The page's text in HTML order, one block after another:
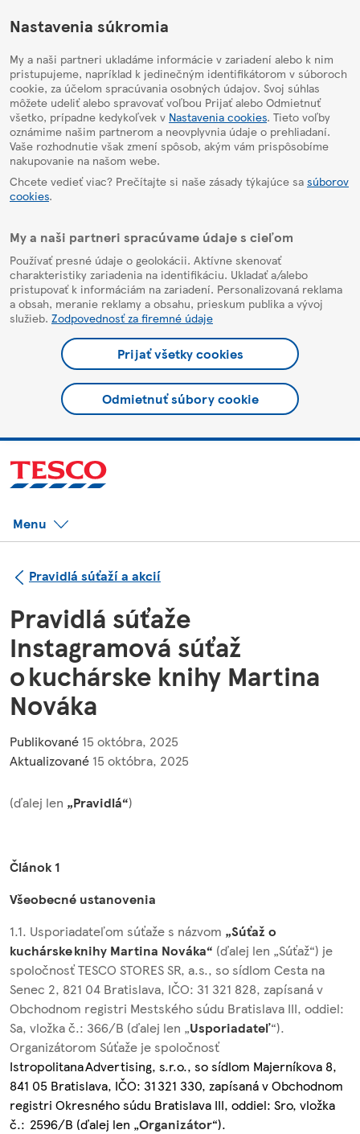
HelpPage
Nastavenia súkromia
My a naši partneri ukladáme informácie v zariadení alebo k nim
pristupujeme, napríklad k jedinečným identifikátorom v súboroch
cookie, za účelom spracúvania osobných údajov. Svoj súhlas
môžete udeliť alebo spravovať voľbou Prijať alebo Odmietnuť
všetko, prípadne kedykoľvek v Nastavenia cookies. Tieto voľby
oznámime našim partnerom a neovplyvnia údaje o prehliadaní.
Vaše rozhodnutie však zmení spôsob, akým vám prispôsobíme
nakupovanie na našom webe.
Chcete vedieť viac? Prečítajte si naše zásady týkajúce sa súborov
cookies.
My a naši partneri spracúvame údaje s cieľom
Používať presné údaje o geolokácii. Aktívne skenovať
charakteristiky zariadenia na identifikáciu. Ukladať a/alebo
pristupovať k informáciám na zariadení. Personalizovaná reklama
a obsah, meranie reklamy a obsahu, prieskum publika a vývoj
služieb. Zodpovednosť za firemné údaje
Prijať všetky cookies
Odmietnuť súbory cookie
Menu
Pravidlá súťaží a akcií
Pravidlá súťaže
Instagramová súťaž
o kuchárske knihy Martina
Nováka
Publikované 15 októbra, 2025
Aktualizované 15 októbra, 2025
(ďalej len „Pravidlá“)
Článok 1
Všeobecné ustanovenia
1.1. Usporiadateľom súťaže s názvom „Súťaž o
kuchárske knihy Martina Nováka“ (ďalej len „Súťaž“) je
spoločnosť TESCO STORES SR, a.s., so sídlom Cesta na
Senec 2, 821 04 Bratislava, IČO: 31 321 828, zapísaná v
Obchodnom registri Mestského súdu Bratislava III, oddiel:
Sa, vložka č.: 366/B (ďalej len „Usporiadateľ“).
Organizátorom Súťaže je spoločnosť
Istropolitana Advertising, s.r.o., so sídlom Majerníkova 8,
841 05 Bratislava, IČO: 31 321 330, zapísaná v Obchodnom
registri Okresného súdu Bratislava III, oddiel: Sro, vložka
č.: 2596/B (ďalej len „Organizátor“).